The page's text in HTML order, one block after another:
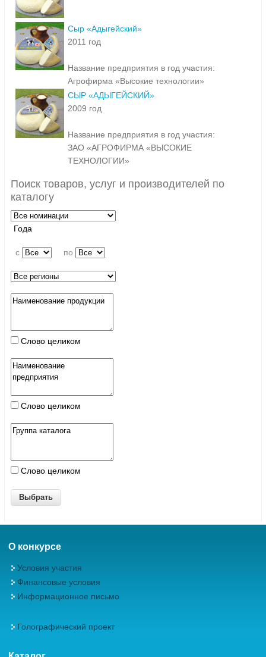
Сыр «Адыгейский»
2011 год
Название предприятия в год участия:
Агрофирма «Высокие технологии»
СЫР «АДЫГЕЙСКИЙ»
2009 год
Название предприятия в год участия:
ЗАО «АГРОФИРМА «ВЫСОКИЕ
ТЕХНОЛОГИИ»
Поиск товаров, услуг и производителей по
каталогу
Года
c по
Слово целиком
Слово целиком
Слово целиком
О конкурсе
Условия участия
Финансовые условия
Информационное письмо
Голографический проект